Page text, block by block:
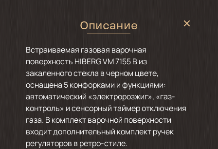
Описание
Встраиваемая газовая варочная
поверхность HIBERG VM 7155 B из
закаленного стекла в черном цвете,
оснащена 5 конфорками и функциями:
автоматический «электророзжиг», «газ-
контроль» и сенсорный таймер отключения
газа. В комплект варочной поверхности
входит дополнительный комплект ручек
регуляторов в ретро-стиле.